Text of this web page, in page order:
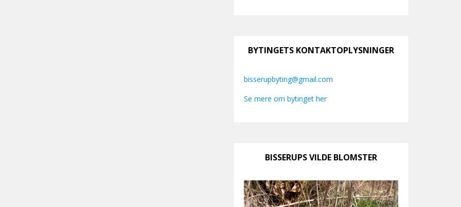
BYTINGETS KONTAKTOPLYSNINGER
bisserupbyting@gmail.com
Se mere om bytinget her
BISSERUPS VILDE BLOMSTER